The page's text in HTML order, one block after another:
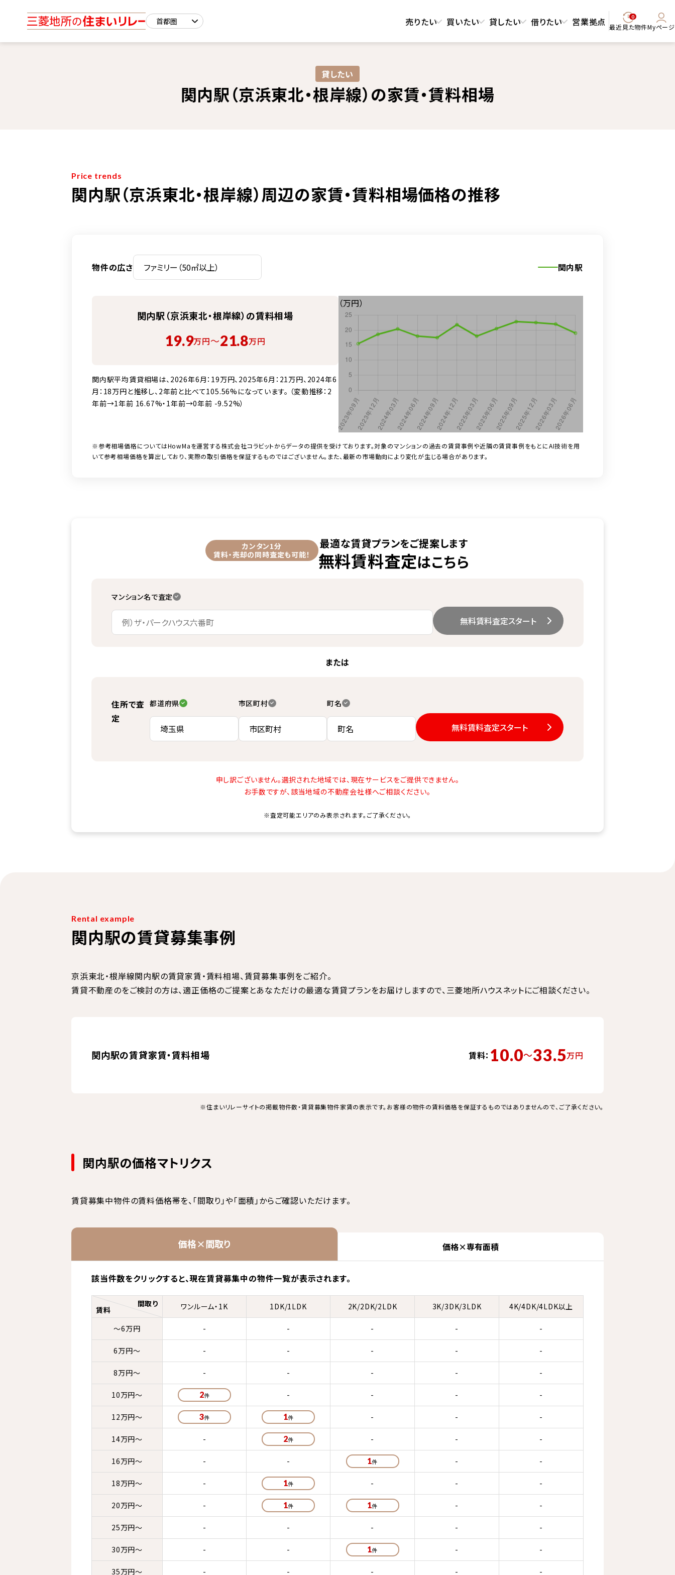
売りたい 買いたい 貸したい 借りたい 営業拠点 0
最近見た物件Myページ
貸したい
関内駅（京浜東北・根岸線）の家賃・賃料相場
Price trends
関内駅（京浜東北・根岸線）周辺の家賃・賃料相場価格の推移
物件の広さ 関内駅
関内駅（京浜東北・根岸線）の賃料相場
19.9万円〜21.8万円
関内駅平均賃貸相場は、2026年6月：19万円、2025年6月：21万円、2024年6
月：18万円と推移し、2年前と比べて105.56%になっています。 （変動推移：2
年前→1年前 16.67%・1年前→0年前 -9.52%）
（万円）
※参考相場価格についてはHowMaを運営する株式会社コラビットからデータの提供を受けております。対象のマンションの過去の賃貸事例や近隣の賃貸事例をもとにAI技術を用
いて参考相場価格を算出しており、実際の取引価格を保証するものではございません。また、最新の市場動向により変化が生じる場合があります。
カンタン1分
賃料・売却の同時査定も可能！
最適な賃貸プランをご提案します
無料賃料査定はこちら
マンション名で査定
無料賃料査定スタート
または
住所で査
定
都道府県 市区町村 町名
無料賃料査定スタート
申し訳ございません。選択された地域では、現在サービスをご提供できません。
お手数ですが、該当地域の不動産会社様へご相談ください。
※査定可能エリアのみ表示されます。ご了承ください。
Rental example
関内駅の賃貸募集事例
京浜東北・根岸線関内駅の賃貸家賃・賃料相場、賃貸募集事例をご紹介。
賃貸不動産のをご検討の方は、適正価格のご提案とあなただけの最適な賃貸プランをお届けしますので、三菱地所ハウスネットにご相談ください。
関内駅の賃貸家賃・賃料相場 賃料： 10.0〜33.5万円
※住まいリレーサイトの掲載物件数・賃貸募集物件家賃の表示です。お客様の物件の賃料価格を保証するものではありませんので、ご了承ください。
関内駅の価格マトリクス
賃貸募集中物件の賃料価格帯を、「間取り」や「面積」からご確認いただけます。
価格×間取り 価格×専有面積
該当件数をクリックすると、現在賃貸募集中の物件一覧が表示されます。
賃料
間取り ワンルーム・1K 1DK/1LDK 2K/2DK/2LDK 3K/3DK/3LDK 4K/4DK/4LDK以上
～6万円 - - - - -
6万円～ - - - - -
8万円～ - - - - -
10万円～ 2 - - - -
12万円～ 3 1 - - -
14万円～ - 2 - - -
16万円～ - - 1 - -
18万円～ - 1 - - -
20万円～ - 1 1 - -
25万円～ - - - - -
30万円～ - - 1 - -
35万円～ - - - - -